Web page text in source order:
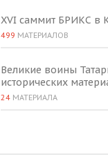
XVI саммит БРИКС в
499 МАТЕРИАЛОВ
Великие воины
исторических
24 МАТЕРИАЛА